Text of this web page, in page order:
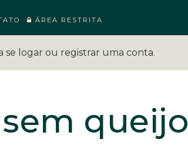
ÁREA RESTRITA
se logar ou registrar uma conta.
queijo